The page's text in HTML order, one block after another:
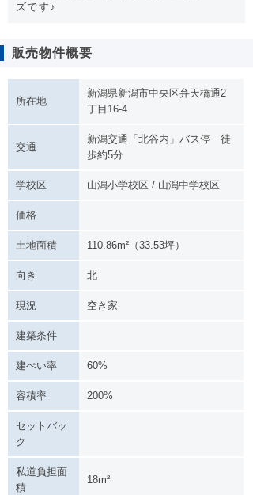
ズです♪
販売物件概要
所在地
新潟県新潟市中央区弁天橋通2
丁目16-4
交通
新潟交通「北谷内」バス停 徒
歩約5分
学校区 山潟小学校区 / 山潟中学校区
価格
土地面積 110.86m²（33.53坪）
向き 北
現況 空き家
建築条件
建ぺい率 60%
容積率 200%
セットバッ
ク
私道負担面
積
18m²